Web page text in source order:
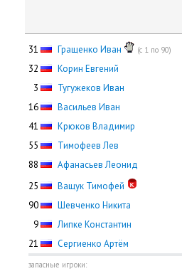
31 Гращенко Иван (с 1 по 90)
32
Корин Евгений
3
Тугужеков Иван
16
Васильев Иван
41
Крюков Владимир
55
Тимофеев Лев
88
Афанасьев Леонид
25
Ващук Тимофей
90
Шевченко Никита
9
Липке Константин
21
Сергиенко Артём
запасные игроки: